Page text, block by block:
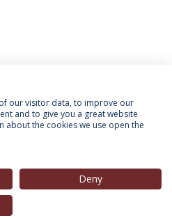
our visitor data, to improve our
and to give you a great website
about the cookies we use open the
Deny